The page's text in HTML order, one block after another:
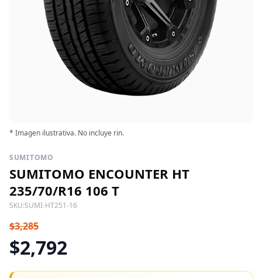
* Imagen ilustrativa. No incluye rin.
SUMITOMO
SUMITOMO ENCOUNTER HT
235/70/R16 106 T
SKU:SUMI-HT251-16
$3,285
$2,792